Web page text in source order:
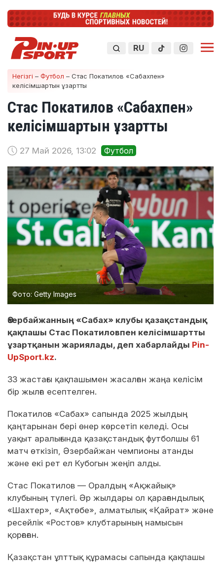
RU
Негізгі – Футбол – Стас Покатилов «Сабахпен»
келісімшартын ұзартты
Стас Покатилов «Сабахпен»
келісімшартын ұзартты
27 Май 2026, 13:02 Футбол
Фото: Getty Images
Әзербайжанның «Сабах» клубы қазақстандық
қақпашы Стас Покатиловпен келісімшартты
ұзартқанын жариялады, деп хабарлайды Pin-
UpSport.kz.
33 жастағы қақпашымен жасалған жаңа келісім
бір жылға есептелген.
Покатилов «Сабах» сапында 2025 жылдың
қаңтарынан бері өнер көрсетіп келеді. Осы
уақыт аралығында қазақстандық футболшы 61
матч өткізіп, Әзербайжан чемпионы атанды
және екі рет ел Кубогын жеңіп алды.
Стас Покатилов — Оралдың «Ақжайық»
клубының түлегі. Әр жылдары ол қарағандылық
«Шахтер», «Ақтөбе», алматылық «Қайрат» және
ресейлік «Ростов» клубтарының намысын
қорғаған.
Қазақстан ұлттық құрамасы сапында қақпашы